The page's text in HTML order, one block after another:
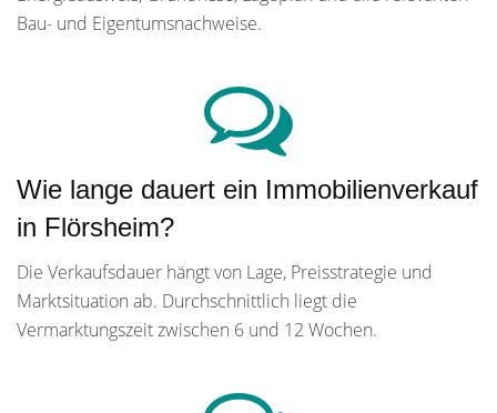
Bau- und Eigentumsnachweise.
Wie lange dauert ein Immobilienverkauf
in Flörsheim?
Die Verkaufsdauer hängt von Lage, Preisstrategie und
Marktsituation ab. Durchschnittlich liegt die
Vermarktungszeit zwischen 6 und 12 Wochen.